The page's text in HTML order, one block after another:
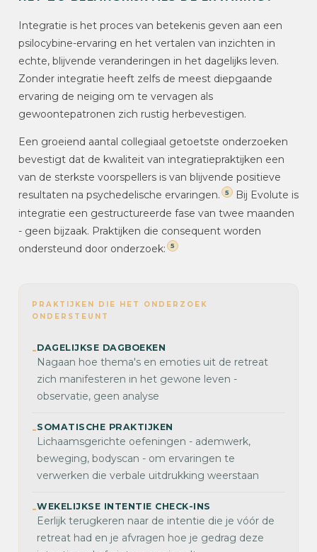
Integratie is het proces van betekenis geven aan een
psilocybine-ervaring en het vertalen van inzichten in
echte, blijvende veranderingen in het dagelijks leven.
Zonder integratie heeft zelfs de meest diepgaande
ervaring de neiging om te vervagen als
gewoontepatronen zich rustig herbevestigen.
Een groeiend aantal collegiaal getoetste onderzoeken
bevestigt dat de kwaliteit van integratiepraktijken een
van de sterkste voorspellers is van blijvende positieve
resultaten na psychedelische ervaringen.
5
Bij Evolute is
integratie een gestructureerde fase van twee maanden
- geen bijzaak. Praktijken die consequent worden
ondersteund door onderzoek:
5
PRAKTIJKEN DIE HET ONDERZOEK
ONDERSTEUNT
-DAGELIJKSE DAGBOEKEN
Nagaan hoe thema's en emoties uit de retreat
zich manifesteren in het gewone leven -
observatie, geen analyse
-SOMATISCHE PRAKTIJKEN
Lichaamsgerichte oefeningen - ademwerk,
beweging, bodyscan - om ervaringen te
verwerken die verbale uitdrukking weerstaan
-WEKELIJKSE INTENTIE CHECK-INS
Eerlijk terugkeren naar de intentie die je vóór de
retreat had en je afvragen hoe je gedrag deze